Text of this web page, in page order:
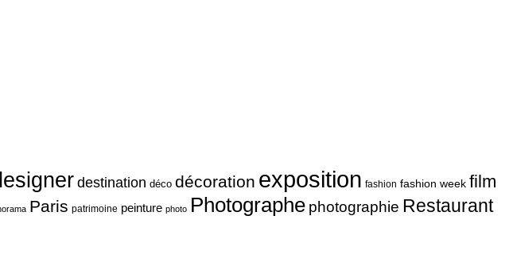
destination déco décoration exposition fashion fashion week film
Paris patrimoine peinture photo Photographe photographie Restaurant